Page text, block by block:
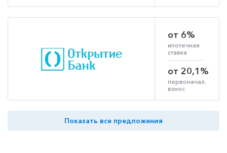
от 6%
ипотечная
ставка
от 20,1%
первоначал.
взнос
Показать все предложения